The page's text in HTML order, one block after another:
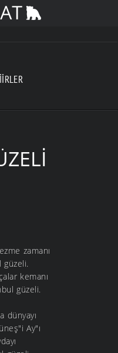
zamanı
güzeli.
kemanı
güzeli.
dünyayı
Ay"ı